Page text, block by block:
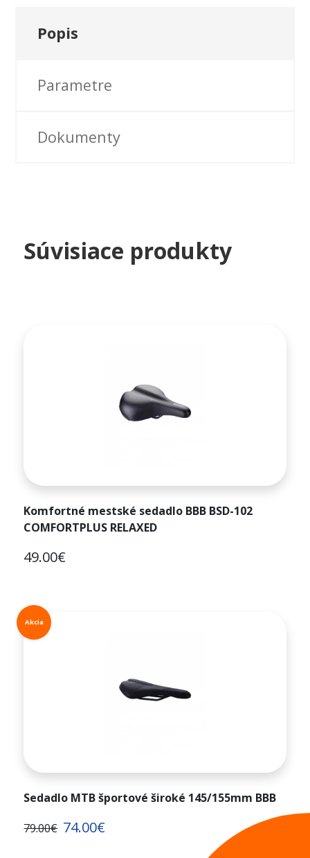
Popis
Parametre
Dokumenty
Súvisiace produkty
Komfortné mestské sedadlo BBB BSD-102
COMFORTPLUS RELAXED
49.00€
Akcia
Sedadlo MTB športové široké 145/155mm BBB
79.00€ 74.00€